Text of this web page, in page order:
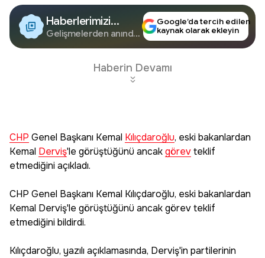
Haberlerimizi
Google'da Takip
Edin
Gelişmelerden anında
Google’da tercih edilen
kaynak olarak ekleyin
Haberin Devamı
CHP Genel Başkanı Kemal Kılıçdaroğlu, eski bakanlardan
Kemal Derviş'le görüştüğünü ancakgörevteklif
etmediğini açıkladı.
CHP Genel Başkanı Kemal Kılıçdaroğlu, eski bakanlardan
Kemal Derviş'le görüştüğünü ancak görev teklif
etmediğini bildirdi.
Kılıçdaroğlu, yazılı açıklamasında, Derviş'in partilerinin